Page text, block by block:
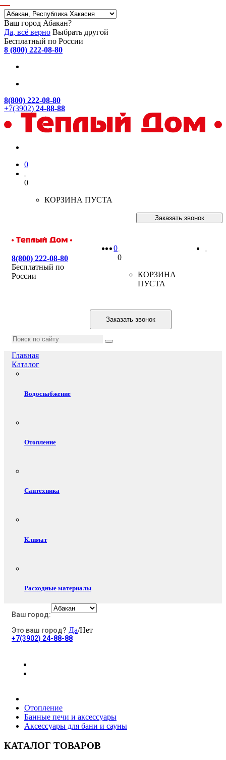
Ваш город Абакан?
Да, всё верно Выбрать другой
Бесплатный по России
8 (800) 222-08-80
8(800) 222-08-80
+7(3902) 24-88-88
0
0
КОРЗИНА ПУСТА
Заказать звонок
8(800) 222-08-80
Бесплатный по
России
0
0
КОРЗИНА
ПУСТА
Заказать звонок
Главная
Каталог
Водоснабжение
Отопление
Сантехника
Климат
Расходные материалы
Электротовары
Ваш город:
Это ваш город? Да/Нет
+7(3902) 24-88-88
Отопление
Банные печи и аксессуары
Аксессуары для бани и сауны
КАТАЛОГ ТОВАРОВ